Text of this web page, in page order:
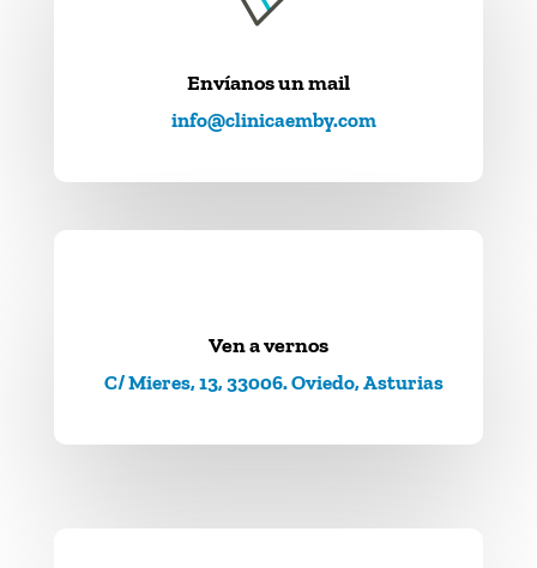
Envíanos un mail
info@clinicaemby.com
Ven a vernos
C/ Mieres, 13, 33006. Oviedo, Asturias